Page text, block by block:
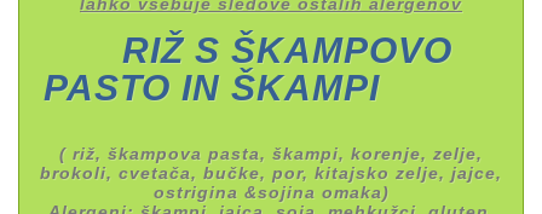
lahko vsebuje sledove ostalih alergenov
RIŽ S ŠKAMPOVO
PASTO IN ŠKAMPI
( riž, škampova pasta, škampi, korenje, zelje,
brokoli, cvetača, bučke, por, kitajsko zelje, jajce,
ostrigina &sojina omaka)